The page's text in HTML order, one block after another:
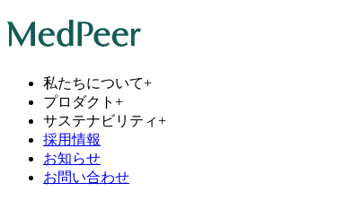
私たちについて+
プロダクト +
サステナビリティ+
採用情報
お知らせ
お問い合わせ